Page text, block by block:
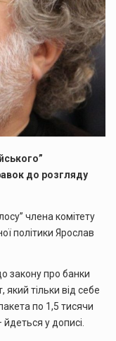
до розгляду
члена комітету
політики Ярослав
закону про банки
тільки від себе
по 1,5 тисячи
у дописі.